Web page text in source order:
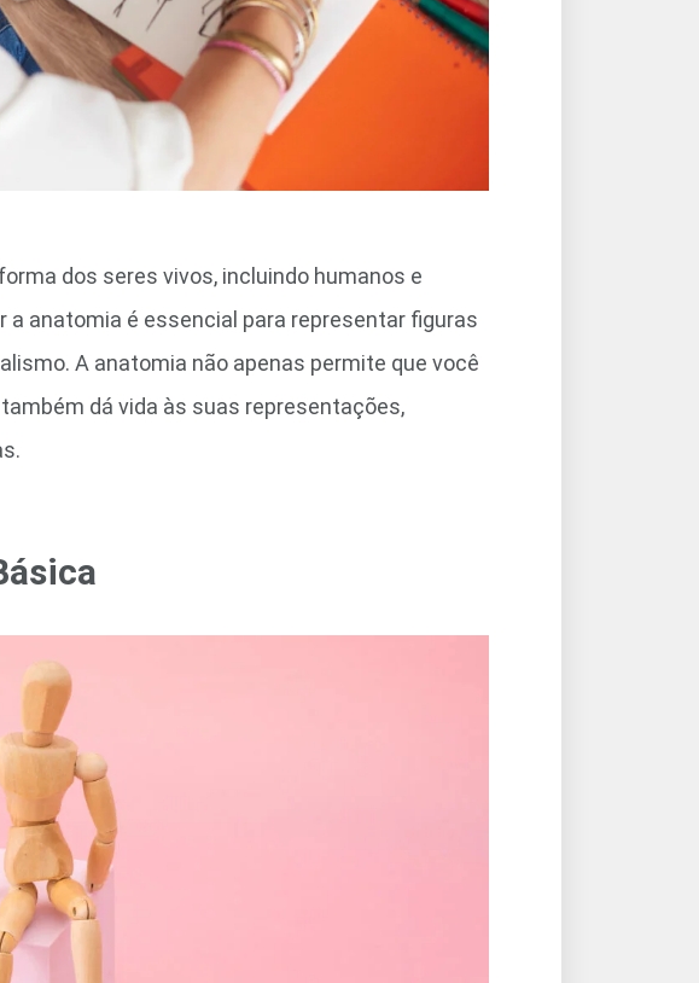
dos seres vivos, incluindo humanos e
a anatomia é essencial para representar figuras
A anatomia não apenas permite que você
dá vida às suas representações,